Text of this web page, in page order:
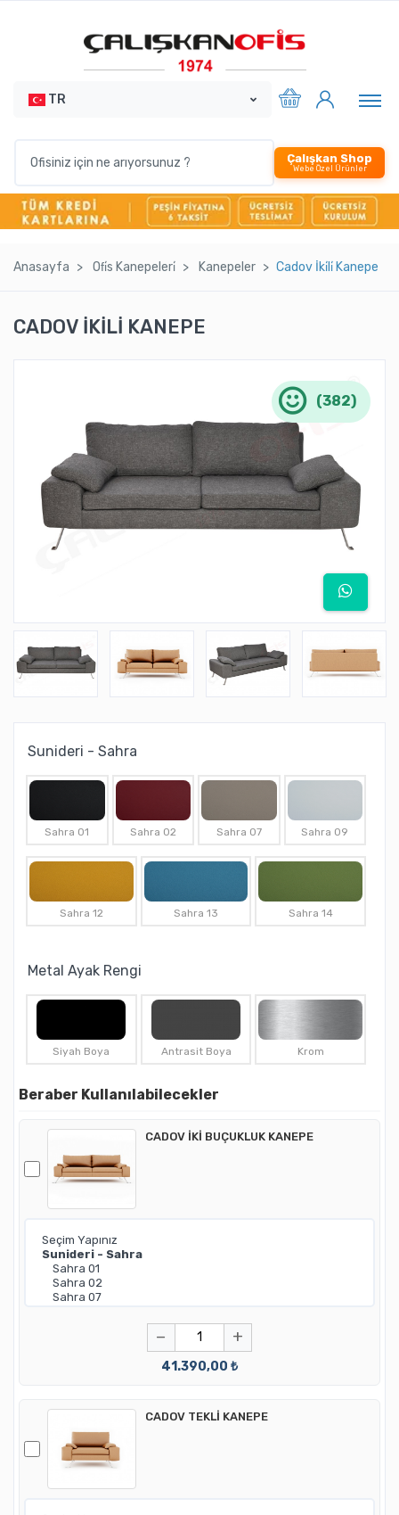
TR
Çalışkan Shop
Webe Özel Ürünler
Anasayfa Ofi̇s Kanepeleri̇ Kanepeler Cadov İki̇li̇ Kanepe
CADOV İKİLİ KANEPE
(382)
Sunideri - Sahra
Sahra 01 Sahra 02 Sahra 07 Sahra 09
Sahra 12 Sahra 13 Sahra 14
Metal Ayak Rengi
Siyah Boya Antrasit Boya Krom
Beraber Kullanılabilecekler
CADOV İKİ BUÇUKLUK KANEPE
− +
41.390,00 ₺
CADOV TEKLİ KANEPE